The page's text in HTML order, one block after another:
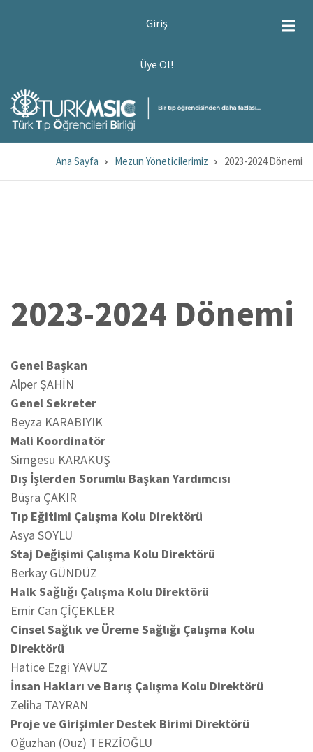
Giriş
Üye Ol!
Ana Sayfa Mezun Yöneticilerimiz 2023-2024 Dönemi
2023-2024 Dönemi
Genel Başkan
Alper ŞAHİN
Genel Sekreter
Beyza KARABIYIK
Mali Koordinatör
Simgesu KARAKUŞ
Dış İşlerden Sorumlu Başkan Yardımcısı
Büşra ÇAKIR
Tıp Eğitimi Çalışma Kolu Direktörü
Asya SOYLU
Staj Değişimi Çalışma Kolu Direktörü
Berkay GÜNDÜZ
Halk Sağlığı Çalışma Kolu Direktörü
Emir Can ÇİÇEKLER
Cinsel Sağlık ve Üreme Sağlığı Çalışma Kolu
Direktörü
Hatice Ezgi YAVUZ
İnsan Hakları ve Barış Çalışma Kolu Direktörü
Zeliha TAYRAN
Proje ve Girişimler Destek Birimi Direktörü
Oğuzhan (Ouz) TERZİOĞLU